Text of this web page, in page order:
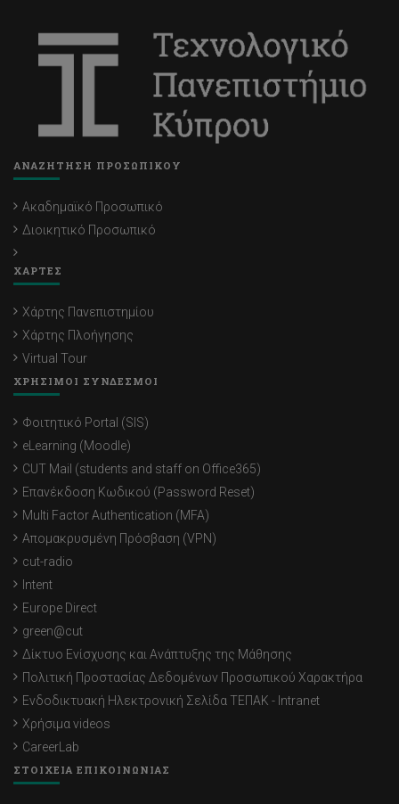
ΑΝΑΖΗΤΗΣΗ ΠΡΟΣΩΠΙΚΟΥ
Ακαδημαϊκό Προσωπικό
Διοικητικό Προσωπικό
ΧΑΡΤΕΣ
Χάρτης Πανεπιστημίου
Χάρτης Πλοήγησης
Virtual Tour
ΧΡΗΣΙΜΟΙ ΣΥΝΔΕΣΜΟΙ
Φοιτητικό Portal (SIS)
eLearning (Moodle)
CUT Mail (students and staff on Office365)
Επανέκδοση Κωδικού (Password Reset)
Multi Factor Authentication (MFA)
Απομακρυσμένη Πρόσβαση (VPN)
cut-radio
Intent
Europe Direct
green@cut
Δίκτυο Ενίσχυσης και Ανάπτυξης της Μάθησης
Πολιτική Προστασίας Δεδομένων Προσωπικού Χαρακτήρα
Ενδοδικτυακή Ηλεκτρονική Σελίδα ΤΕΠΑΚ - Intranet
Χρήσιμα videos
CareerLab
ΣΤΟΙΧΕΙΑ ΕΠΙΚΟΙΝΩΝΙΑΣ